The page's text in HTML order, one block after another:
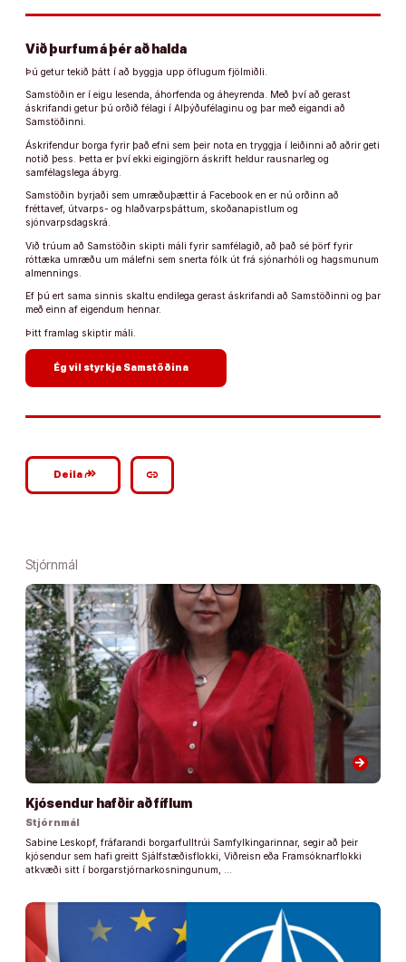
Við þurfum á þér að halda
Þú getur tekið þátt í að byggja upp öflugum fjölmiðli.
Samstöðin er í eigu lesenda, áhorfenda og áheyrenda. Með því að gerast
áskrifandi getur þú orðið félagi í Alþýðufélaginu og þar með eigandi að
Samstöðinni.
Áskrifendur borga fyrir það efni sem þeir nota en tryggja í leiðinni að aðrir geti
notið þess. Þetta er því ekki eigingjörn áskrift heldur rausnarleg og
samfélagslega ábyrg.
Samstöðin byrjaði sem umræðuþættir á Facebook en er nú orðinn að
fréttavef, útvarps- og hlaðvarpsþáttum, skoðanapistlum og
sjónvarpsdagskrá.
Við trúum að Samstöðin skipti máli fyrir samfélagið, að það sé þörf fyrir
róttæka umræðu um málefni sem snerta fólk út frá sjónarhóli og hagsmunum
almennings.
Ef þú ert sama sinnis skaltu endilega gerast áskrifandi að Samstöðinni og þar
með einn af eigendum hennar.
Þitt framlag skiptir máli.
Ég vil styrkja Samstöðina
Deilagoogle_plus_reshare link
Stjórnmál
arrow_forward
Kjósendur hafðir að fíflum
Stjórnmál
Sabine Leskopf, fráfarandi borgarfulltrúi Samfylkingarinnar, segir að þeir
kjósendur sem hafi greitt Sjálfstæðisflokki, Viðreisn eða Framsóknarflokki
atkvæði sitt í borgarstjórnarkosningunum, …